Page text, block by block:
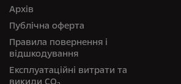
Архів
Публічна оферта
Правила повернення і
відшкодування
Експлуатаційні витрати та